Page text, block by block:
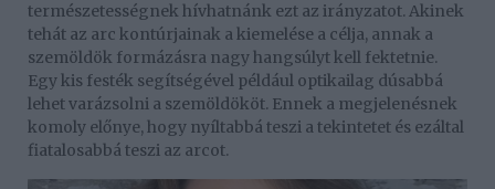
természetességnek hívhatnánk ezt az irányzatot. Akinek
tehát az arc kontúrjainak a kiemelése a célja, annak a
szemöldök formázásra nagy hangsúlyt kell fektetnie.
Egy kis festék segítségével például optikailag dúsabbá
lehet varázsolni a szemöldököt. Ennek a megjelenésnek
komoly előnye, hogy nyíltabbá teszi a tekintetet és ezáltal
fiatalosabbá teszi az arcot.